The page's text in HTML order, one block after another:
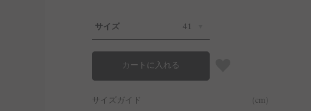
サイズ 41
カートに入れる
サイズガイド (cm)